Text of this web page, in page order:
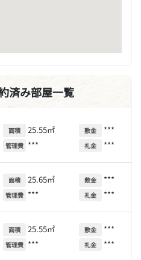
済み部屋一覧
面積 25.55㎡
管理費 ***
敷金 ***
礼金 ***
面積 25.65㎡
管理費 ***
敷金 ***
礼金 ***
面積 25.55㎡
管理費 ***
敷金 ***
礼金 ***